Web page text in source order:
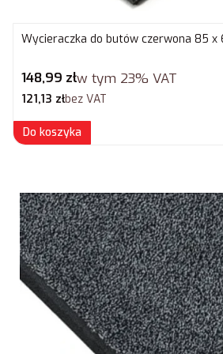
Wycieraczka do butów czerwona 85 x
Cena brutto
148,99 złw tym 23% VAT
Cena netto
121,13 złbez VAT
Do koszyka